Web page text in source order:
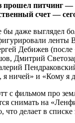
питчинг
счет —
выглядел
Дебижев
Дмитрий
я ничей» и «Кому
с фильмом про
снимать на
что делает в